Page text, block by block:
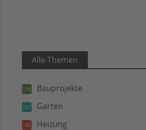
Alle Themen
134 Bauprojekte
247 Garten
142 Heizung